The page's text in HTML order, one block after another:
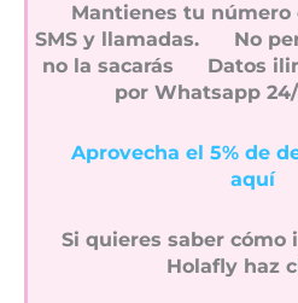
Mantienes tu
SMS y llamadas.
No
no la sacarás
Datos
por Whatsapp
Aprovecha el 5% de
aquí
Si quieres saber cómo
Holafly haz